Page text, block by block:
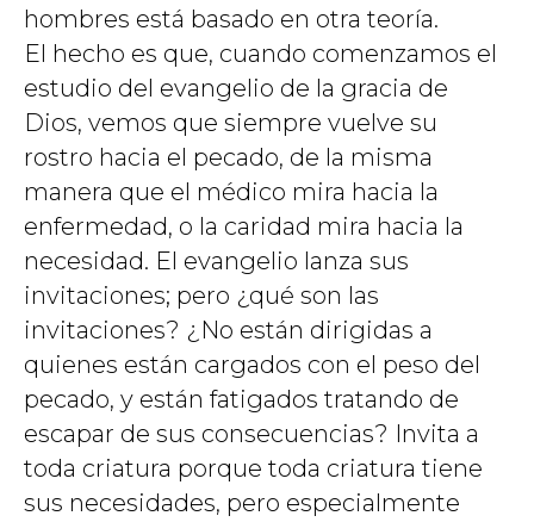
hombres está basado en otra teoría.
El hecho es que, cuando comenzamos el
estudio del evangelio de la gracia de
Dios, vemos que siempre vuelve su
rostro hacia el pecado, de la misma
manera que el médico mira hacia la
enfermedad, o la caridad mira hacia la
necesidad. El evangelio lanza sus
invitaciones; pero ¿qué son las
invitaciones? ¿No están dirigidas a
quienes están cargados con el peso del
pecado, y están fatigados tratando de
escapar de sus consecuencias? Invita a
toda criatura porque toda criatura tiene
sus necesidades, pero especialmente